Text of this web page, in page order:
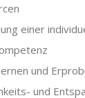
einer
und
und